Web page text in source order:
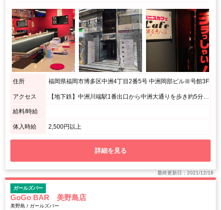
住所 福岡県福岡市博多区中洲4丁目2番5号 中洲岡部ビルⅢ号館3F
アクセス 【地下鉄】中洲川端駅1番出口から中洲大通りを歩き約5分 中洲交番の交差点を右に入り、突き当りのファミリーマートが入っているビルの３F。 【博多駅から西鉄バスで】 博多バスターミナルの ・国体道路経由もしくはキャナルシティ方面行きに乗り南新地バス停下車→徒歩4分 ・2番乗り場から明治通り経由に乗り東中洲バス停下車→中洲大通りを歩き約5分
給料/時給
体入時給 2,500円以上
詳細を見る
最終更新日：2021/12/16
ガールズバー
GoGo BAR 美野島店
美野島 / ガールズバー